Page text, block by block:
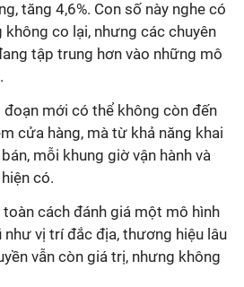
tăng 4,6%. Con số này nghe có
co lại, nhưng các chuyên
tập trung hơn vào những mô
cửa hàng, mà từ khả năng khai
mỗi khung giờ vận hành và
như vị trí đắc địa, thương hiệu lâu
vẫn còn giá trị, nhưng không